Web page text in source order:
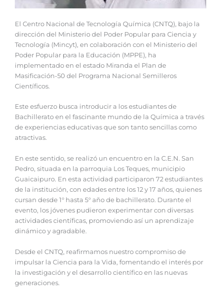
El Centro Nacional de Tecnología Química (CNTQ), bajo la
dirección del Ministerio del Poder Popular para Ciencia y
Tecnología (Mincyt), en colaboración con el Ministerio del
Poder Popular para la Educación (MPPE), ha
implementado en el estado Miranda el Plan de
Masificación-50 del Programa Nacional Semilleros
Científicos.
Este esfuerzo busca introducir a los estudiantes de
Bachillerato en el fascinante mundo de la Química a través
de experiencias educativas que son tanto sencillas como
atractivas.
En este sentido, se realizó un encuentro en la C.E.N. San
Pedro, situada en la parroquia Los Teques, municipio
Guaicaipuro. En esta actividad participaron 72 estudiantes
de la institución, con edades entre los 12 y 17 años, quienes
cursan desde 1° hasta 5° año de bachillerato. Durante el
evento, los jóvenes pudieron experimentar con diversas
actividades científicas, promoviendo así un aprendizaje
dinámico y agradable.
Desde el CNTQ, reafirmamos nuestro compromiso de
impulsar la Ciencia para la Vida, fomentando el interés por
la investigación y el desarrollo científico en las nuevas
generaciones.